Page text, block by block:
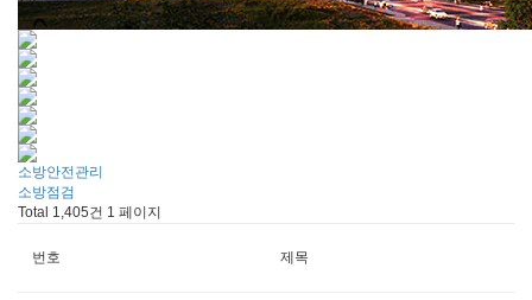
소방안전관리
소방점검
Total 1,405건 1 페이지
번호 제목